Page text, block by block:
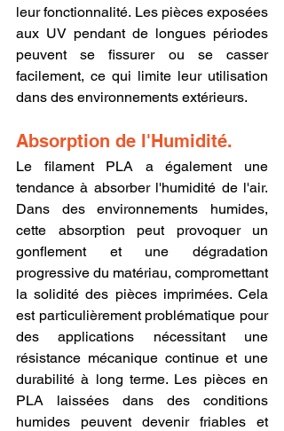
leur fonctionnalité. Les pièces exposées
aux UV pendant de longues périodes
peuvent se fissurer ou se casser
facilement, ce qui limite leur utilisation
dans des environnements extérieurs.
Absorption de l'Humidité.
Le filament PLA a également une
tendance à absorber l'humidité de l'air.
Dans des environnements humides,
cette absorption peut provoquer un
gonflement et une dégradation
progressive du matériau, compromettant
la solidité des pièces imprimées. Cela
est particulièrement problématique pour
des applications nécessitant une
résistance mécanique continue et une
durabilité à long terme. Les pièces en
PLA laissées dans des conditions
humides peuvent devenir friables et